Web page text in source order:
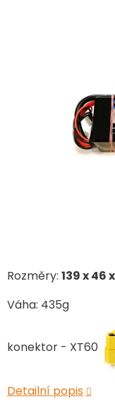
Rozměry: 139 x 46
Váha: 435g
konektor - XT60
Detailní popis